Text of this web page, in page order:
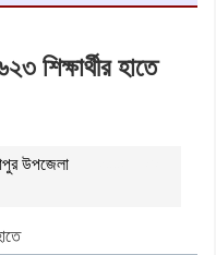
শিক্ষার্থীর হাতে
উপজেলা